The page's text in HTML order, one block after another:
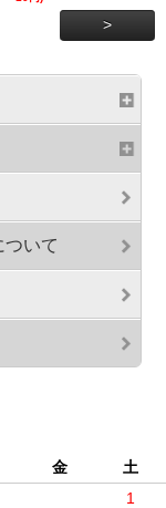
>
いて
金
土
1